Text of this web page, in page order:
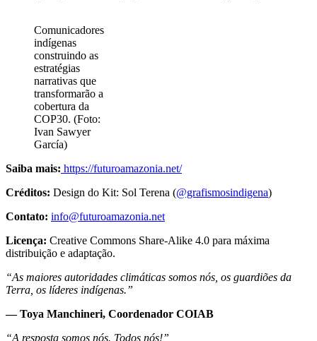
Comunicadores
indígenas
construindo as
estratégias
narrativas que
transformarão a
cobertura da
COP30. (Foto:
Ivan Sawyer
García)
Saiba mais: https://futuroamazonia.net/
Créditos: Design do Kit: Sol Terena (@grafismosindigena)
Contato: info@futuroamazonia.net
Licença: Creative Commons Share-Alike 4.0 para máxima
distribuição e adaptação.
“As maiores autoridades climáticas somos nós, os guardiões da
Terra, os líderes indígenas.”
— Toya Manchineri, Coordenador COIAB
“A resposta somos nós. Todos nós!”